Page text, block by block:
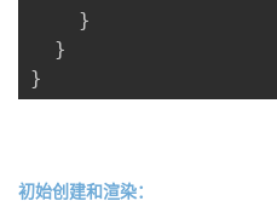
}
}
}
初始创建和渲染：